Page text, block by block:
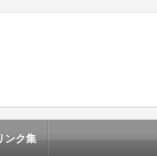
ンク集